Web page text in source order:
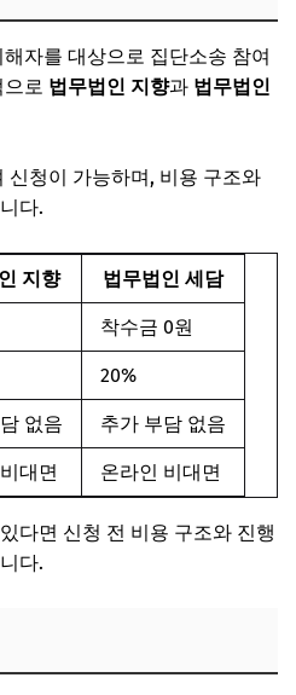
자를 대상으로 집단소송 참여
로 법무법인 지향과 법무법인
신청이 가능하며, 비용 구조와
다.
지향 법무법인 세담
착수금 0원
20%
없음 추가 부담 없음
대면 온라인 비대면
다면 신청 전 비용 구조와 진행
다.